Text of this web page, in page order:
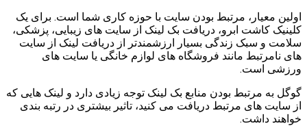
اولین معیار، مرتبط بودن سایت با حوزه کاری شما است. برای یک
کلینیک کاشت ابرو، دریافت بک لینک از سایت های زیبایی، پزشکی،
سلامت و سبک زندگی بسیار ارزشمندتر از دریافت لینک از سایت
های نامرتبط مانند فروشگاه های لوازم خانگی یا سایت های
ورزشی است.
گوگل به مرتبط بودن منابع بک لینک توجه زیادی دارد و لینک هایی که
از سایت های مرتبط دریافت می کنید، تاثیر بیشتری در رتبه بندی
خواهند داشت.